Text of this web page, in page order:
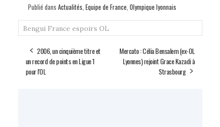
Publié dans Actualités Equipe de France Olympique lyonnais
Bengui France espoirs OL
2006, un cinquième titre et
un record de points en Ligue 1
pour l'OL
Mercato : Célia Bensalem (ex-OL
Lyonnes) rejoint Grace Kazadi à
Strasbourg